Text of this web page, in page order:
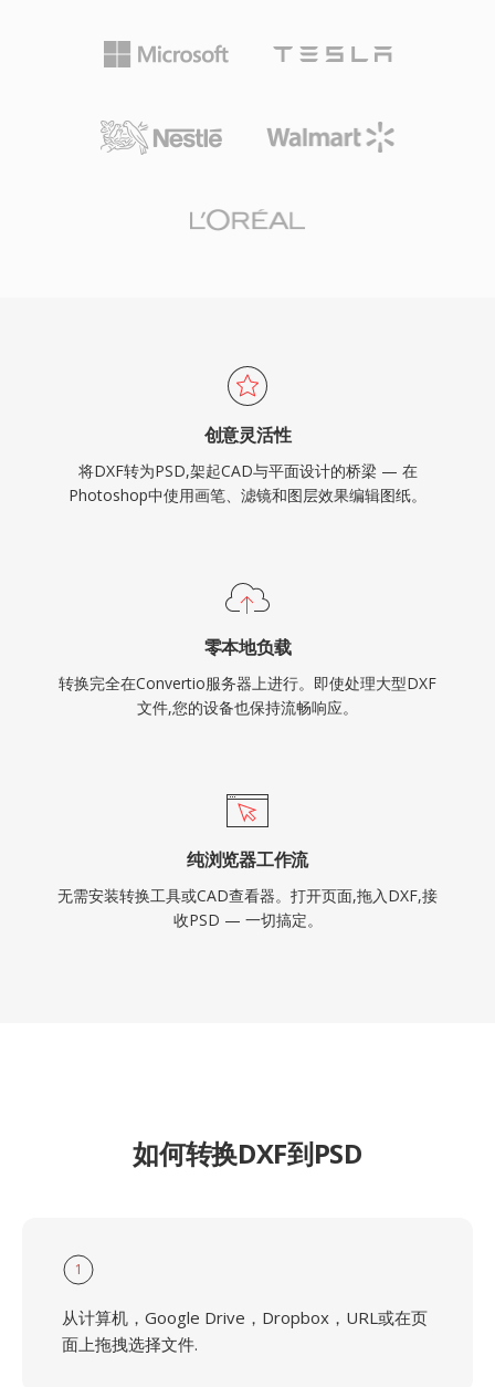
创意灵活性
将DXF转为PSD,架起CAD与平面设计的桥梁 — 在
Photoshop中使用画笔、滤镜和图层效果编辑图纸。
零本地负载
转换完全在Convertio服务器上进行。即使处理大型DXF
文件,您的设备也保持流畅响应。
纯浏览器工作流
无需安装转换工具或CAD查看器。打开页面,拖入DXF,接
收PSD — 一切搞定。
如何转换DXF到PSD
1
从计算机，Google Drive，Dropbox，URL或在页
面上拖拽选择文件.